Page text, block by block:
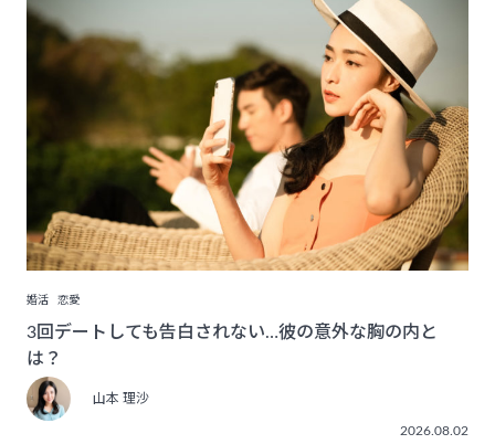
婚活 恋愛
3回デートしても告白されない…彼の意外な胸の内と
は？
山本 理沙
2026.08.02